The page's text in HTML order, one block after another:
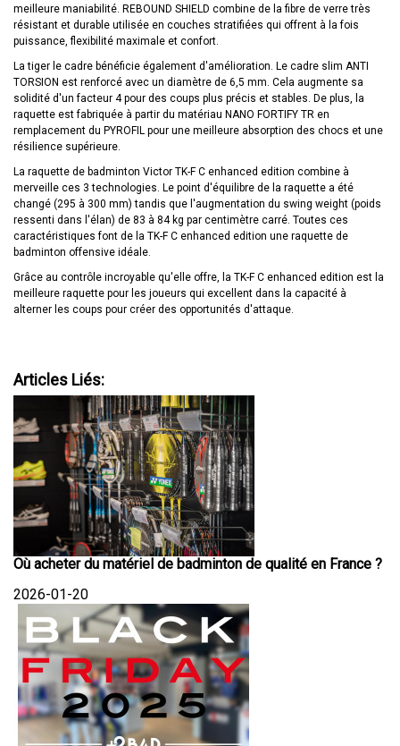
meilleure maniabilité. REBOUND SHIELD combine de la fibre de verre très
résistant et durable utilisée en couches stratifiées qui offrent à la fois
puissance, flexibilité maximale et confort.
La tiger le cadre bénéficie également d'amélioration. Le cadre slim ANTI
TORSION est renforcé avec un diamètre de 6,5 mm. Cela augmente sa
solidité d'un facteur 4 pour des coups plus précis et stables. De plus, la
raquette est fabriquée à partir du matériau NANO FORTIFY TR en
remplacement du PYROFIL pour une meilleure absorption des chocs et une
résilience supérieure.
La raquette de badminton Victor TK-F C enhanced edition combine à
merveille ces 3 technologies. Le point d'équilibre de la raquette a été
changé (295 à 300 mm) tandis que l'augmentation du swing weight (poids
ressenti dans l'élan) de 83 à 84 kg par centimètre carré. Toutes ces
caractéristiques font de la TK-F C enhanced edition une raquette de
badminton offensive idéale.
Grâce au contrôle incroyable qu'elle offre, la TK-F C enhanced edition est la
meilleure raquette pour les joueurs qui excellent dans la capacité à
alterner les coups pour créer des opportunités d'attaque.
Articles Liés:
Où acheter du matériel de badminton de qualité en France ?
2026-01-20